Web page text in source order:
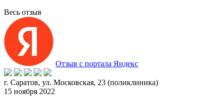
Весь отзыв
Отзыв с портала Яндекс
г. Саратов, ул. Московская, 23 (поликлиника)
15 ноября 2022